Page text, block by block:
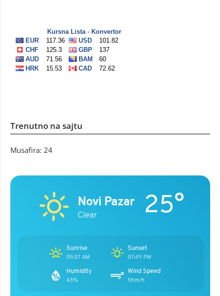
Trenutno na sajtu
Musafira: 24
Novi Pazar
Clear 25°
Sunrise
05:37 AM
Sunset
07:49 PM
Humidity
43%
Wind Speed
5Km/h